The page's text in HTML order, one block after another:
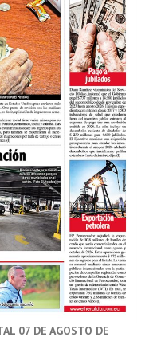
07 DE AGOSTO DE